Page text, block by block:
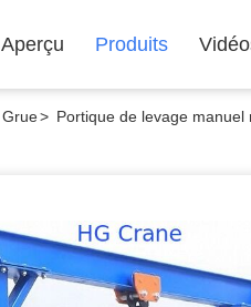
Aperçu Produits
Grue> Portique de levage